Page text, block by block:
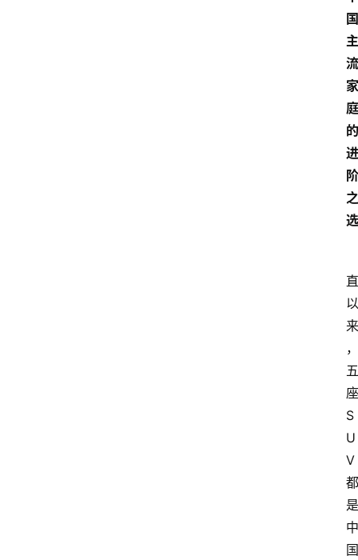
国
主
流
家
庭
的
进
阶
之
选
直
以
来
，
五
座
S
U
V
都
是
中
国